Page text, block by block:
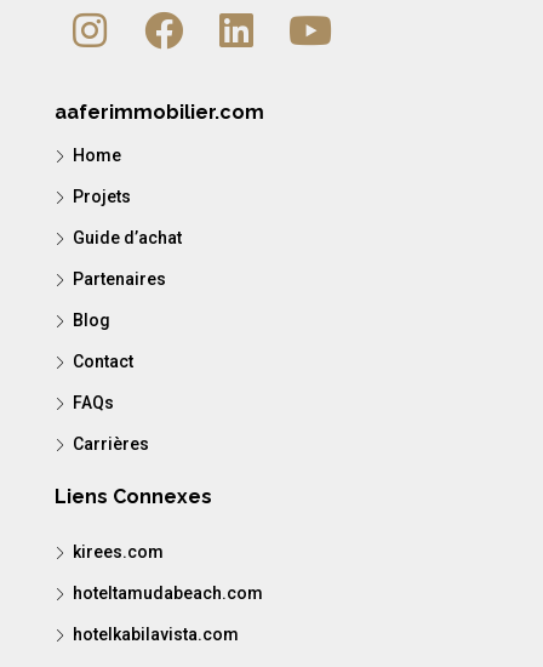
aaferimmobilier.com
Home
Projets
Guide d’achat
Partenaires
Blog
Contact
FAQs
Carrières
Liens Connexes
kirees.com
hoteltamudabeach.com
hotelkabilavista.com